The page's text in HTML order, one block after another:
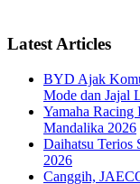
Latest Articles
BYD Ajak
Mode dan Jajal
Yamaha
Mandalika 2026
Daihatsu Terios
2026
Canggih,